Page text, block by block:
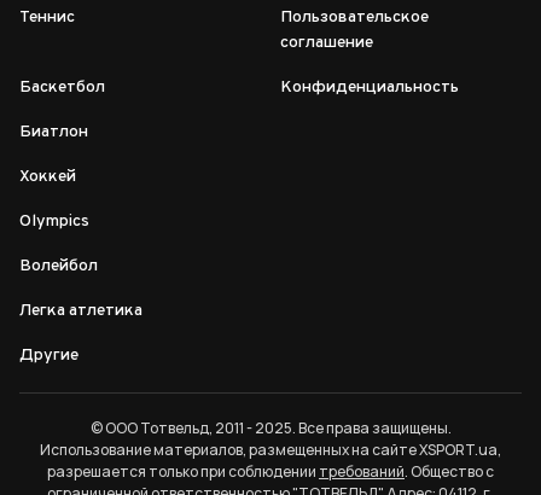
Теннис
Баскетбол
Биатлон
Хоккей
Olympics
Волейбол
Легка атлетика
Другие
Пользовательское
соглашение
Конфиденциальность
© ООО Тотвельд, 2011 - 2025. Все права защищены.
Использование материалов, размещенных на сайте XSPORT.ua,
разрешается только при соблюдении требований. Общество с